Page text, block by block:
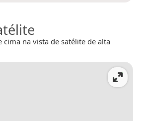
cima na vista de satélite de alta